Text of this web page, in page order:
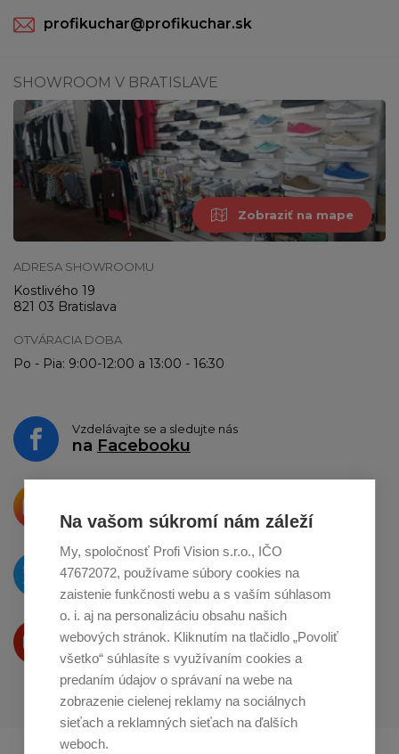
Na vašom súkromí nám záleží
My, spoločnosť Profi Vision s.r.o., IČO
47672072, používame súbory cookies na
zaistenie funkčnosti webu a s vaším súhlasom
o. i. aj na personalizáciu obsahu našich
webových stránok. Kliknutím na tlačidlo „Povoliť
všetko“ súhlasíte s využívaním cookies a
predaním údajov o správaní na webe na
zobrazenie cielenej reklamy na sociálnych
sieťach a reklamných sieťach na ďalších
weboch.
profikuchar@profikuchar.sk
SHOWROOM V BRATISLAVE
Zobraziť na mape
ADRESA SHOWROOMU
Kostlivého 19
821 03 Bratislava
OTVÁRACIA DOBA
Po - Pia: 9:00-12:00 a 13:00 - 16:30
Vzdelávajte se a sledujte nás
na Facebooku
o zdieľanie naInstagrame
O novinkách píšeme
naTwitteri
Produkty Vám predstavujeme
na Youtube